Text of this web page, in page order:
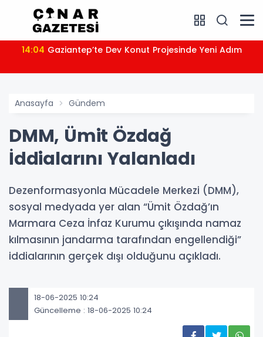
14:04 Gaziantep’te Dev Konut Projesinde Yeni Adım
Anasayfa Gündem
DMM, Ümit Özdağ
İddialarını Yalanladı
Dezenformasyonla Mücadele Merkezi (DMM),
sosyal medyada yer alan “Ümit Özdağ’ın
Marmara Ceza İnfaz Kurumu çıkışında namaz
kılmasının jandarma tarafından engellendiği”
iddialarının gerçek dışı olduğunu açıkladı.
18-06-2025 10:24
Güncelleme : 18-06-2025 10:24